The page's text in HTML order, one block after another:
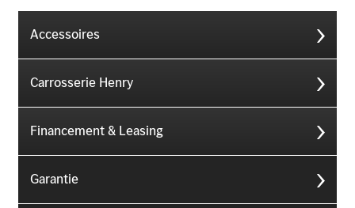
Accessoires
Carrosserie Henry
Financement & Leasing
Garantie